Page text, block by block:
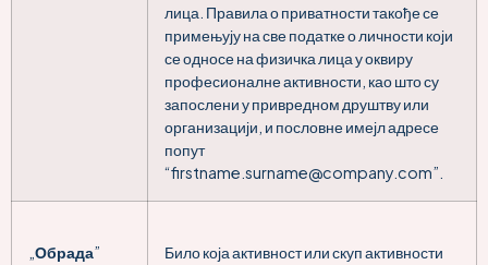
лица. Правила о приватности такође се
примењују на све податке о личности који
се односе на физичка лица у оквиру
професионалне активности, као што су
запослени у привредном друштву или
организацији, и пословне имејл адресе
попут
“firstname.surname@company.com”.
Обрада” Било која активност или скуп активности